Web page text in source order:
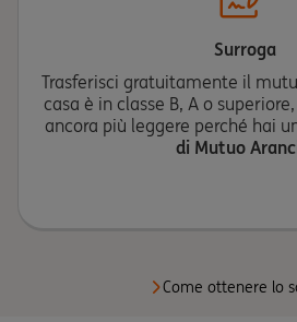
Surroga
Trasferisci gratuitamente il
casa è in classe B, A o
ancora più leggere perché hai
di Mutuo
Come ottenere lo